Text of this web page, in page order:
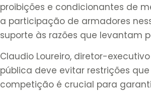
proibições e condicionantes de
a participação de armadores
suporte às razões que levantam
Claudio Loureiro, diretor-
pública deve evitar restrições
competição é crucial para